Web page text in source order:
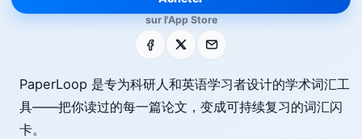
sur l'App Store
Facebook E-mail
PaperLoop 是专为科研人和英语学习者设计的学术词汇工
具——把你读过的每一篇论文，变成可持续复习的词汇闪
卡。